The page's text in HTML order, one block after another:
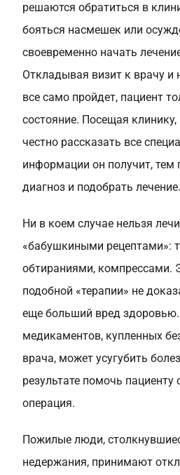
решаются обратиться в
бояться насмешек или
своевременно начать
Откладывая визит к врачу и
все само пройдет, пациент
состояние. Посещая
честно рассказать все
информации он получит, тем
диагноз и подобрать лечение.
Ни в коем случае нельзя
«бабушкиными рецептами»:
обтираниями, компрессами.
подобной «терапии» не
еще больший вред
медикаментов, купленных
врача, может усугубить
результате помочь
операция.
Пожилые люди,
недержания, принимают